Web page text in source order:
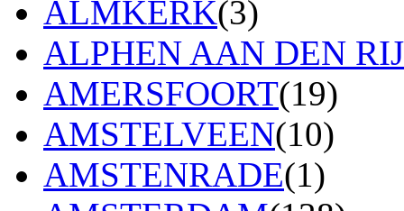
ALMKERK(3)
ALPHEN AAN DEN
AMERSFOORT(19)
AMSTELVEEN(10)
AMSTENRADE(1)